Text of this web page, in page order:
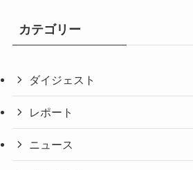
カテゴリー
ダイジェスト
レポート
ニュース